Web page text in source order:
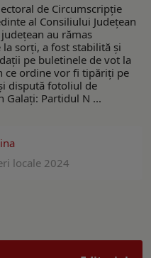
de Circumscripție
al Consiliului Județean
au rămas
sorți, a fost stabilită și
pe buletinele de vot la
ce ordine vor fi tipăriți pe
dispută fotoliul de
Galați: Partidul N ...
locale 2024